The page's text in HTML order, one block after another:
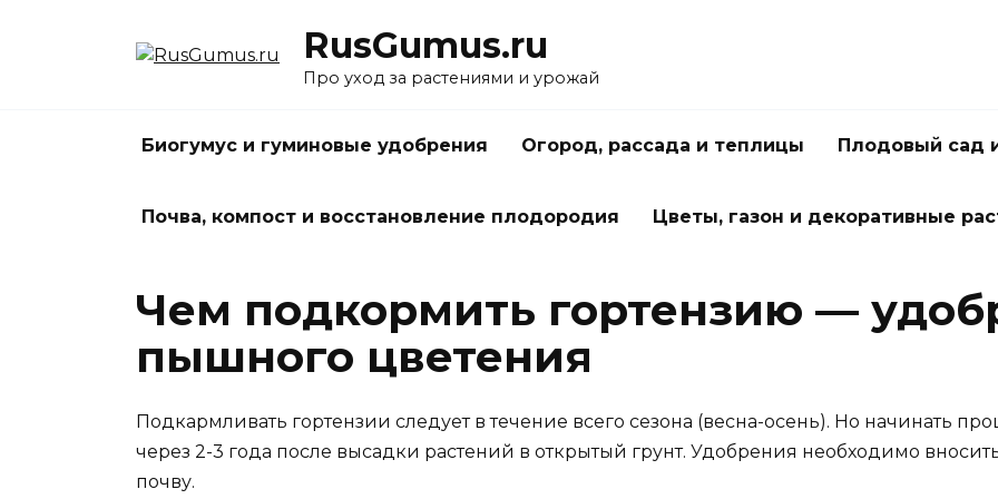
RusGumus.ru
Про уход за растениями и урожай
Биогумус и гуминовые удобрения Огород, рассада и теплицы Плодовый сад
Почва, компост и восстановление плодородия Цветы, газон и декоративные
Чем подкормить гортензию —
пышного цветения
Подкармливать гортензии следует в течение всего сезона (весна-осень). Но начинать
через 2-3 года после высадки растений в открытый грунт. Удобрения необходимо
почву.